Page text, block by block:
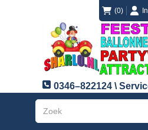
(0) login
0346–822124 \